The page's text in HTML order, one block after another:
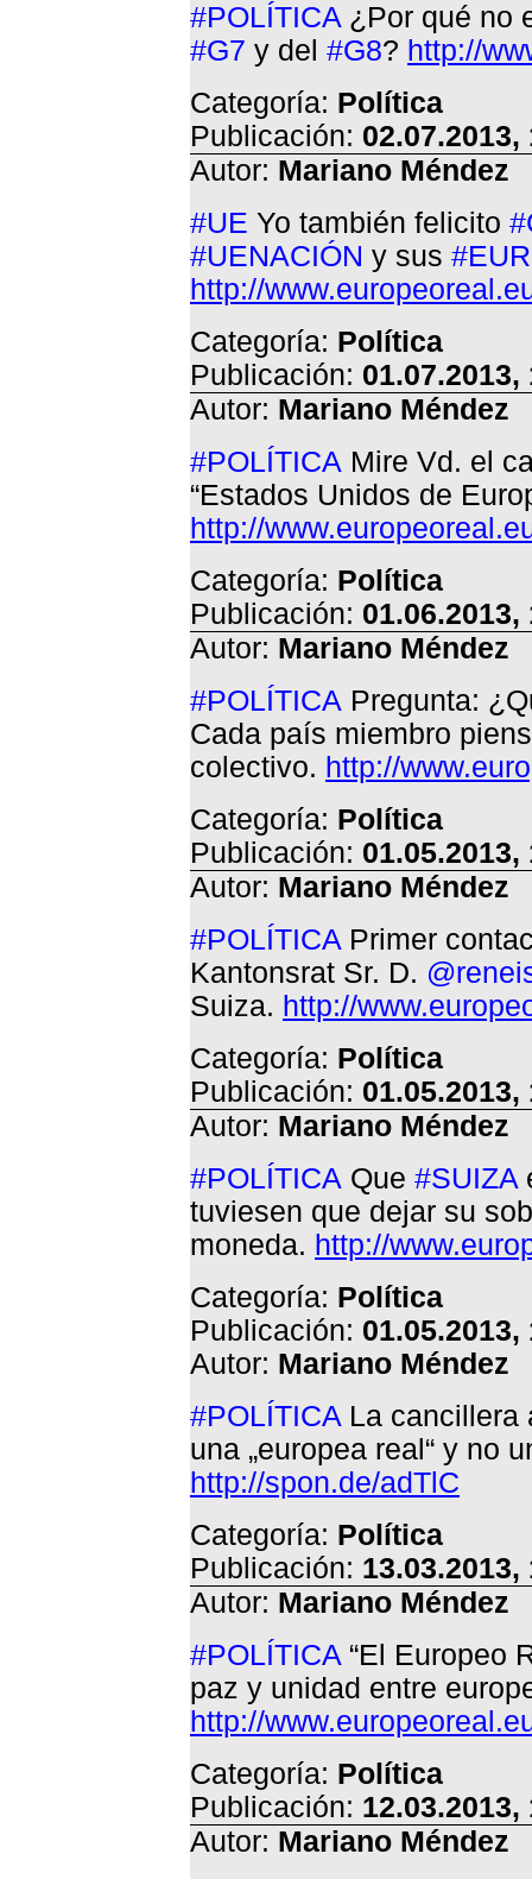
#POLÍTICA ¿Por qué no
#G7 y del #G8? http://
Categoría: Política
Publicación: 02.07.2013,
Autor: Mariano Méndez
#UE Yo también felicito
#UENACIÓN y sus
http://
Categoría: Política
Publicación: 01.07.2013,
Autor: Mariano Méndez
#POLÍTICA Mire Vd. el
“Estados Unidos de
http://
Categoría: Política
Publicación: 01.06.2013,
Autor: Mariano Méndez
#POLÍTICA Pregunta:
Cada país miembro
colectivo. http://
Categoría: Política
Publicación: 01.05.2013,
Autor: Mariano Méndez
#POLÍTICA Primer
Kantonsrat Sr. D.
Suiza. http://
Categoría: Política
Publicación: 01.05.2013,
Autor: Mariano Méndez
#POLÍTICA Que #SUIZA
tuviesen que dejar su
moneda. http://
Categoría: Política
Publicación: 01.05.2013,
Autor: Mariano Méndez
#POLÍTICA La cancillera
una „europea real“ y no
http://spon.de/adTlC
Categoría: Política
Publicación: 13.03.2013,
Autor: Mariano Méndez
#POLÍTICA “El Europeo
paz y unidad entre
http://
Categoría: Política
Publicación: 12.03.2013,
Autor: Mariano Méndez